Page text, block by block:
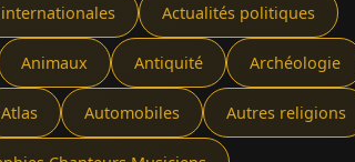
Actualités politiques
Animaux Antiquité Archéologie
Atlas Automobiles Autres religions